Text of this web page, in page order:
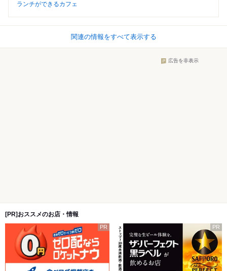
ランチができるカフェ
関連の情報をすべて表示する
広告を非表示
[PR]おススメのお店・情報
PR PR